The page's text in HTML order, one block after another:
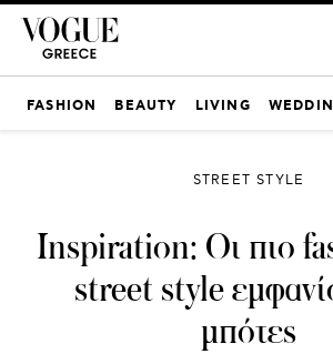
FASHION BEAUTY LIVING
STREET STYLE
Inspiration: Οι πιο
street style
μπότες